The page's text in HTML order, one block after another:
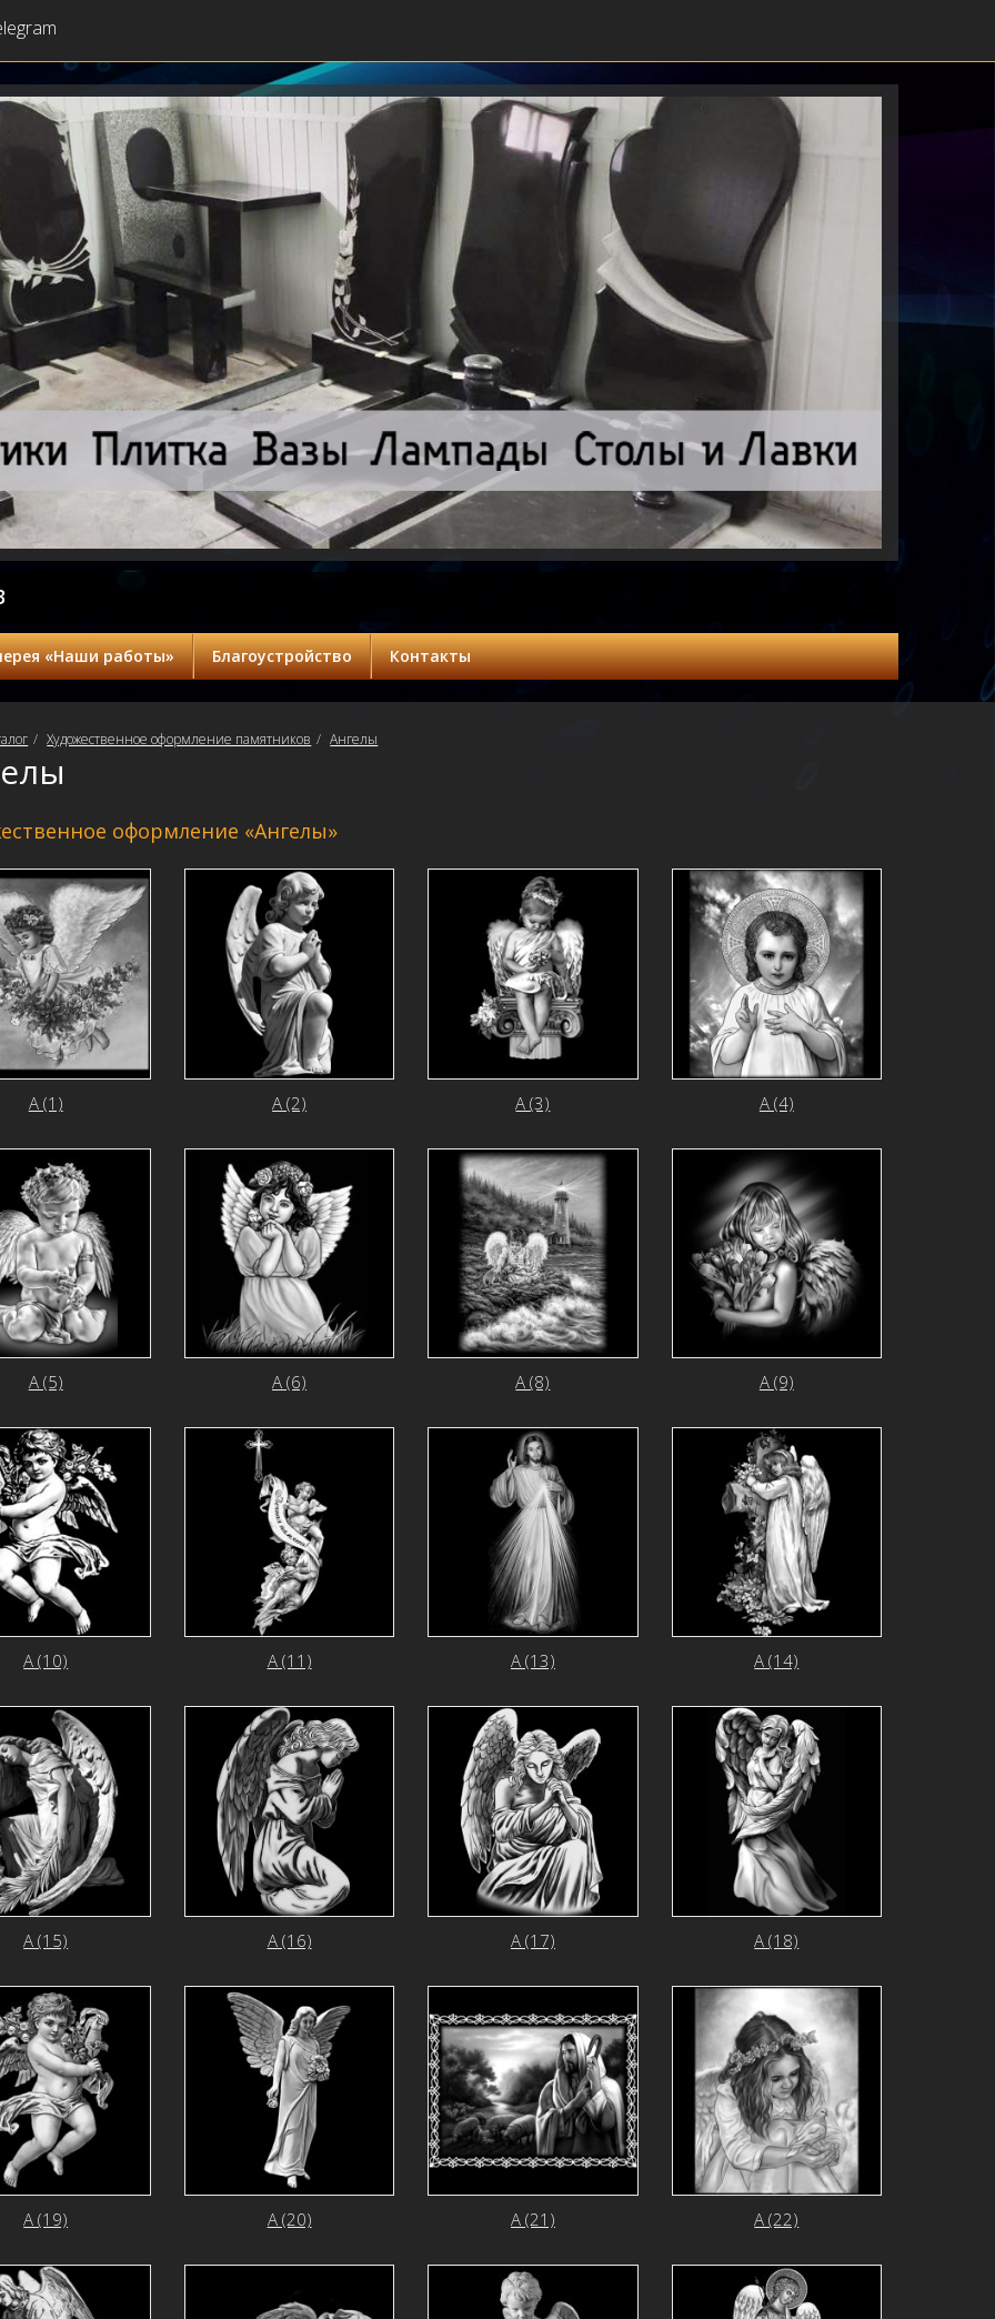
«Наши работы» Благоустройство Контакты
Художественное оформление памятников Ангелы
оформление «Ангелы»
А (1) А (2) А (3) А (4)
А (5) А (6) А (8) А (9)
А (10) А (11) А (13) А (14)
А (15) А (16) А (17) А (18)
А (19) А (20) А (21) А (22)